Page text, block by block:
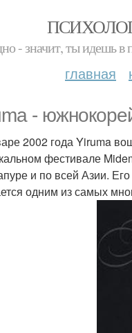
- значит, ты идешь
главная
-
2002 года Yiruma
фестивале
и по всей Азии.
одним из самых